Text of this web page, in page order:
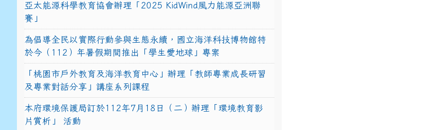
亞太能源科學教育協會辦理「2025 KidWind風力能源亞洲聯
賽」
為倡導全民以實際行動參與生態永續，國立海洋科技博物館特
於今（112）年暑假期間推出「學生愛地球」專案
「桃園市戶外教育及海洋教育中心」辦理「教師專業成長研習
及專業對話分享」講座系列課程
本府環境保護局訂於112年7月18日（二）辦理「環境教育影
片賞析」 活動